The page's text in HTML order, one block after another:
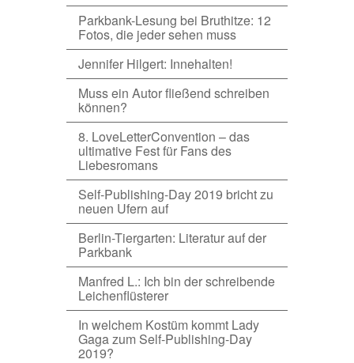
Parkbank-Lesung bei Bruthitze: 12
Fotos, die jeder sehen muss
Jennifer Hilgert: Innehalten!
Muss ein Autor fließend schreiben
können?
8. LoveLetterConvention – das
ultimative Fest für Fans des
Liebesromans
Self-Publishing-Day 2019 bricht zu
neuen Ufern auf
Berlin-Tiergarten: Literatur auf der
Parkbank
Manfred L.: Ich bin der schreibende
Leichenflüsterer
In welchem Kostüm kommt Lady
Gaga zum Self-Publishing-Day
2019?